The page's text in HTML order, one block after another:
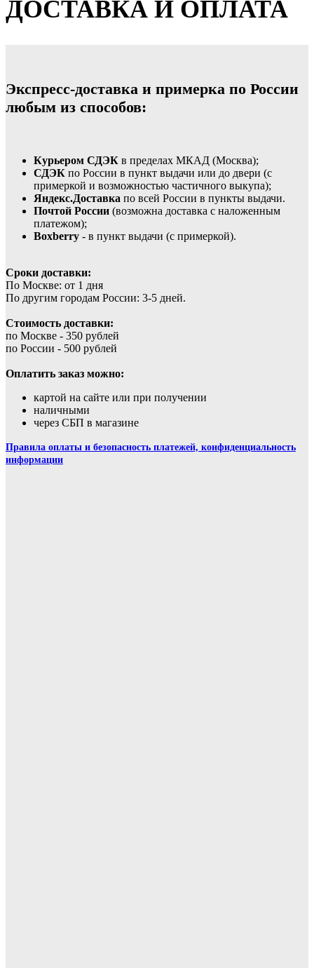
ДОСТАВКА И ОПЛАТА
Экспресс-доставка и примерка по России
любым из способов:
Курьером СДЭК в пределах МКАД (Москва);
СДЭК по России в пункт выдачи или до двери (с
примеркой и возможностью частичного выкупа);
Яндекс.Доставка по всей России в пункты выдачи.
Почтой России (возможна доставка с наложенным
платежом);
Boxberry - в пункт выдачи (с примеркой).
Сроки доставки:
По Москве: от 1 дня
По другим городам России: 3-5 дней.
Стоимость доставки:
по Москве - 350 рублей
по России - 500 рублей
Оплатить заказ можно:
картой на сайте или при получении
наличными
через СБП в магазине
Правила оплаты и безопасность платежей, конфиденциальность
информации